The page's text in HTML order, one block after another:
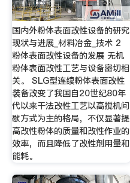
国内外粉体表面改性设备的研究
现状与进展_材料冶金_技术 2
粉体表面改性设备的发展 无机
粉体表面改性工艺与设备密切相
关。 SLG型连续粉体表面改性
装备改变了我国自20世纪80年
代以来干法改性工艺以高搅机间
歇方式为主的格局，不仅显著提
高改性粉体的质量和改性作业的
效率，而且降低了改性剂用量和
能耗。